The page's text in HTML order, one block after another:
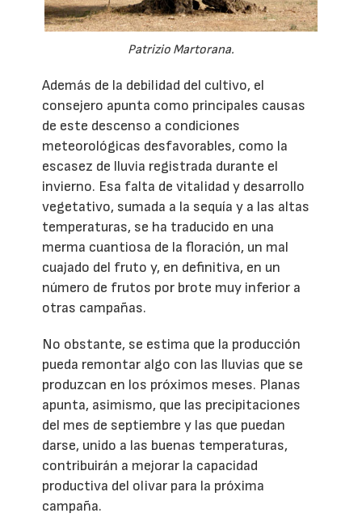
Patrizio Martorana.
Además de la debilidad del cultivo, el
consejero apunta como principales causas
de este descenso a condiciones
meteorológicas desfavorables, como la
escasez de lluvia registrada durante el
invierno. Esa falta de vitalidad y desarrollo
vegetativo, sumada a la sequía y a las altas
temperaturas, se ha traducido en una
merma cuantiosa de la floración, un mal
cuajado del fruto y, en definitiva, en un
número de frutos por brote muy inferior a
otras campañas.
No obstante, se estima que la producción
pueda remontar algo con las lluvias que se
produzcan en los próximos meses. Planas
apunta, asimismo, que las precipitaciones
del mes de septiembre y las que puedan
darse, unido a las buenas temperaturas,
contribuirán a mejorar la capacidad
productiva del olivar para la próxima
campaña.